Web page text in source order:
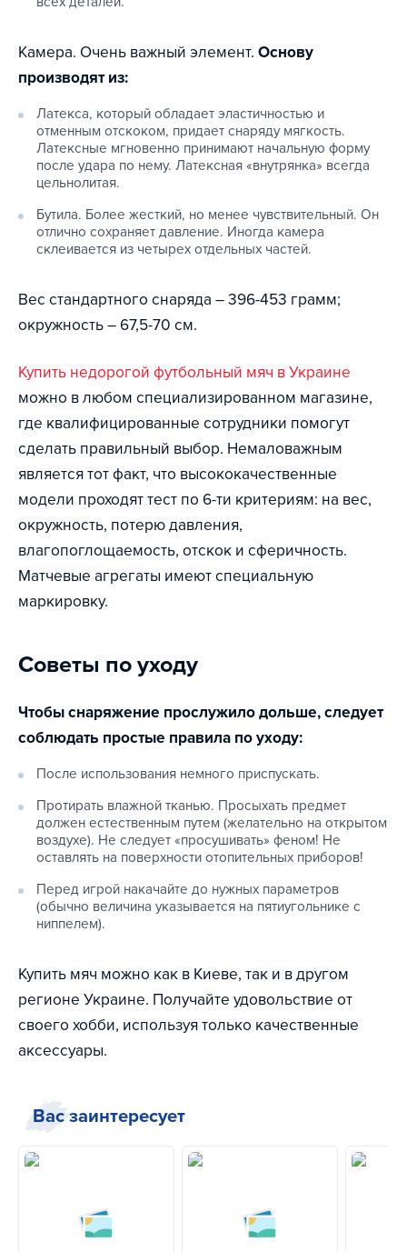
Камера. Очень важный элемент. Основу
производят из:
Латекса, который обладает эластичностью и
отменным отскоком, придает снаряду мягкость.
Латексные мгновенно принимают начальную форму
после удара по нему. Латексная «внутрянка» всегда
цельнолитая.
Бутила. Более жесткий, но менее чувствительный. Он
отлично сохраняет давление. Иногда камера
склеивается из четырех отдельных частей.
Вес стандартного снаряда – 396-453 грамм;
окружность – 67,5-70 см.
Купить недорогой футбольный мяч в Украине
можно в любом специализированном магазине,
где квалифицированные сотрудники помогут
сделать правильный выбор. Немаловажным
является тот факт, что высококачественные
модели проходят тест по 6-ти критериям: на вес,
окружность, потерю давления,
влагопоглощаемость, отскок и сферичность.
Матчевые агрегаты имеют специальную
маркировку.
Советы по уходу
Чтобы снаряжение прослужило дольше, следует
соблюдать простые правила по уходу:
После использования немного приспускать.
Протирать влажной тканью. Просыхать предмет
должен естественным путем (желательно на открытом
воздухе). Не следует «просушивать» феном! Не
оставлять на поверхности отопительных приборов!
Перед игрой накачайте до нужных параметров
(обычно величина указывается на пятиугольнике с
ниппелем).
Купить мяч можно как в Киеве, так и в другом
регионе Украине. Получайте удовольствие от
своего хобби, используя только качественные
аксессуары.
Вас заинтересует